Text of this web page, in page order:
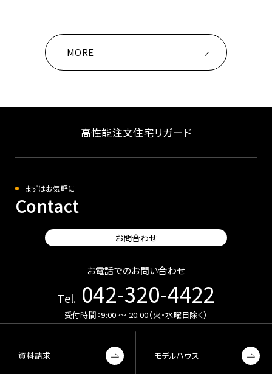
MORE
高性能注文住宅リガード
まずはお気軽に
Contact
お問合わせ
お電話でのお問い合わせ
Tel. 042-320-4422
受付時間：9:00 〜 20:00（火・水曜日除く）
資料請求 モデルハウス